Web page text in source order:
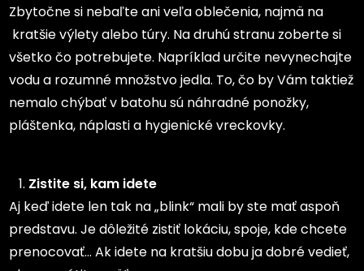
Zbytočne si nebaľte ani veľa oblečenia, najmä na
kratšie výlety alebo túry. Na druhú stranu zoberte si
všetko čo potrebujete. Napríklad určite nevynechajte
vodu a rozumné množstvo jedla. To, čo by Vám taktiež
nemalo chýbať v batohu sú náhradné ponožky,
pláštenka, náplasti a hygienické vreckovky.
Zistite si, kam idete
Aj keď idete len tak na „blink“ mali by ste mať aspoň
predstavu. Je dôležité zistiť lokáciu, spoje, kde chcete
prenocovať… Ak idete na kratšiu dobu ja dobré vedieť,